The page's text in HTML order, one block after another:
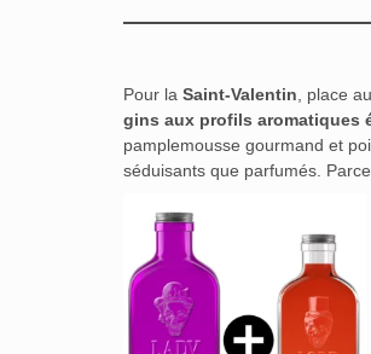
Pour la Saint-Valentin , place au
gins aux profils aromatiques
pamplemousse gourmand et
séduisants que parfumés.